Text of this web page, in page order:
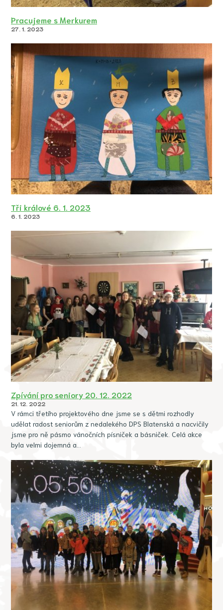
Pracujeme s Merkurem
27. 1. 2023
Tři králové 6. 1. 2023
6. 1. 2023
Zpívání pro seniory 20. 12. 2022
21. 12. 2022
V rámci třetího projektového dne jsme se s dětmi rozhodly
udělat radost seniorům z nedalekého DPS Blatenská a nacvičily
jsme pro ně pásmo vánočních písniček a básniček. Celá akce
byla velmi dojemná a…